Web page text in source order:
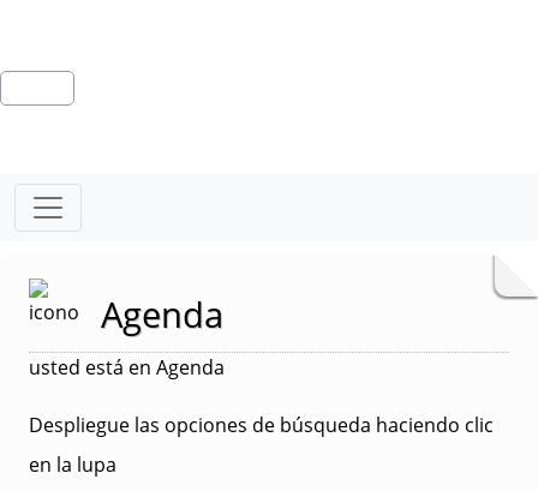
Agenda
usted está en Agenda
Despliegue las opciones de búsqueda haciendo clic
en la lupa